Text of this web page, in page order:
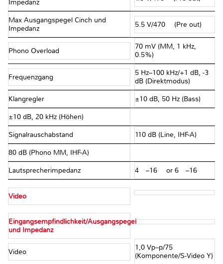
Impedanz
Max Ausgangspegel Cinch und
Impedanz
5.5 V/470 Ω (Pre out)
Phono Overload
70 mV (MM, 1 kHz,
0.5%)
Frequenzgang
5 Hz–100 kHz/+1 dB, -3
dB (Direktmodus)
Klangregler ±10 dB, 50 Hz (Bass)
±10 dB, 20 kHz (Höhen)
Signalrauschabstand 110 dB (Line, IHF-A)
80 dB (Phono MM, IHF-A)
Lautsprecherimpedanz 4 Ω–16 Ω or 6 Ω–16 Ω
Video
Eingangsempfindlichkeit/Ausgangspegel
und Impedanz
Video
1,0 Vp–p/75 Ω
(Komponente/S-Video Y)